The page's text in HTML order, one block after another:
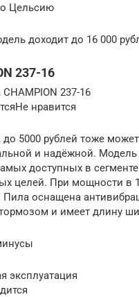
Цельсию
доходит до 16 000
237-16
237-16
нравится
до 5000 рублей тоже
и надёжной. Модель
доступных в
целей. При мощности в
Пила оснащена
и имеет длину
эксплуатация